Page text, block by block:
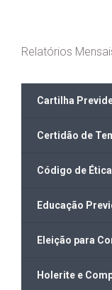
Relatórios
Cartilha
Certidão de
Código de Ética
Educação
Eleição para
Holerite e